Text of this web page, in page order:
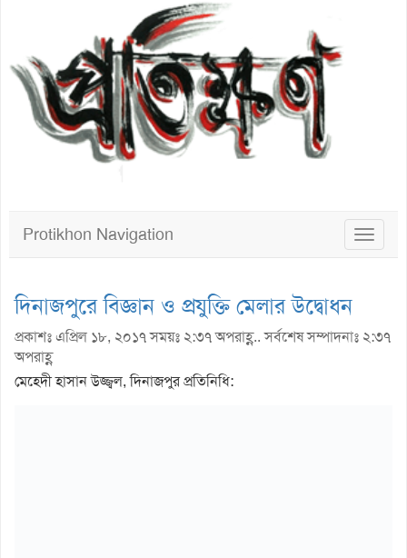
Toggle
Protikhon Navigation
দিনাজপুরে বিজ্ঞান ও প্রযুক্তি মেলার উদ্বোধন
প্রকাশঃ এপ্রিল ১৮, ২০১৭ সময়ঃ ২:৩৭ অপরাহ্ণ.. সর্বশেষ সম্পাদনাঃ ২:৩৭
অপরাহ্ণ
মেহেদী হাসান উজ্জ্বল, দিনাজপুর প্রতিনিধি: